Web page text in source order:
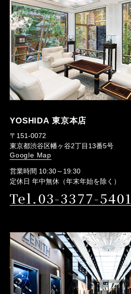
YOSHIDA 東京本店
〒151-0072
東京都渋谷区幡ヶ谷2丁目13番5号
Google Map
営業時間 10:30～19:30
定休日 年中無休（年末年始を除く）
Tel.03-3377-5401